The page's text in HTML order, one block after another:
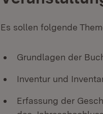
Es sollen folgende
Grundlagen der
Inventur und
Erfassung der